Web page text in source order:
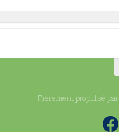
Fièrement propulsé par